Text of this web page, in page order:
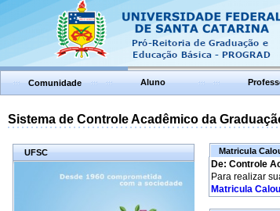
Comunidade Aluno
Sistema de Controle Acadêmico da
UFSC Matricula
De: Controle
Para realizar
Matricula